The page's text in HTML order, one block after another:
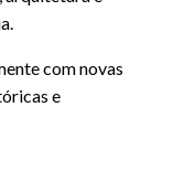
com novas
e